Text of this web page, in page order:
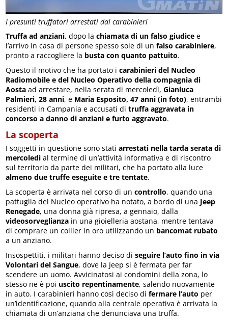
I presunti truffatori arrestati dai carabinieri
Truffa ad anziani, dopo lachiamata di un falso giudice e
l’arrivo in casa di persone spesso sole di unfalso carabiniere,
pronto a raccogliere la busta con quanto pattuito.
Questo il motivo che ha portato icarabinieri del Nucleo
Radiomobile e del Nucleo Operativo della compagnia di
Aosta ad arrestare, nella serata di mercoledì,Gianluca
Palmieri, 28 anni, e Maria Esposito, 47 anni (in foto), entrambi
residenti in Campania e accusati ditruffa aggravata in
concorso a danno di anziani e furto aggravato.
La scoperta
I soggetti in questione sono statiarrestati nella tarda serata di
mercoledì al termine di un’attività informativa e di riscontro
sul territorio da parte dei militari, che ha portato alla luce
almeno due truffe eseguite e tre tentate.
La scoperta è arrivata nel corso di uncontrollo, quando una
pattuglia del Nucleo operativo ha notato, a bordo di una Jeep
Renegade, una donna già ripresa, a gennaio, dalla
videosorveglianza in una gioielleria aostana, mentre tentava
di comprare un collier in oro utilizzando un bancomat rubato
a un anziano.
Insospettiti, i militari hanno deciso diseguire l’auto fino in via
Volontari del Sangue, dove la Jeep si è fermata per far
scendere un uomo. Avvicinatosi ai condomini della zona, lo
stesso ne è poi uscito repentinamente, salendo nuovamente
in auto. I carabinieri hanno così deciso difermare l’auto per
un’identificazione, quando alla centrale operativa è arrivata la
chiamata di un’anziana che denunciava una truffa.